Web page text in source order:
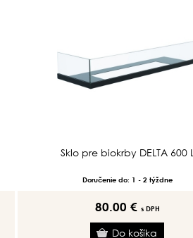
Sklo pre biokrby DELTA 600 L
Doručenie do: 1 - 2 týždne
80.00 € s DPH